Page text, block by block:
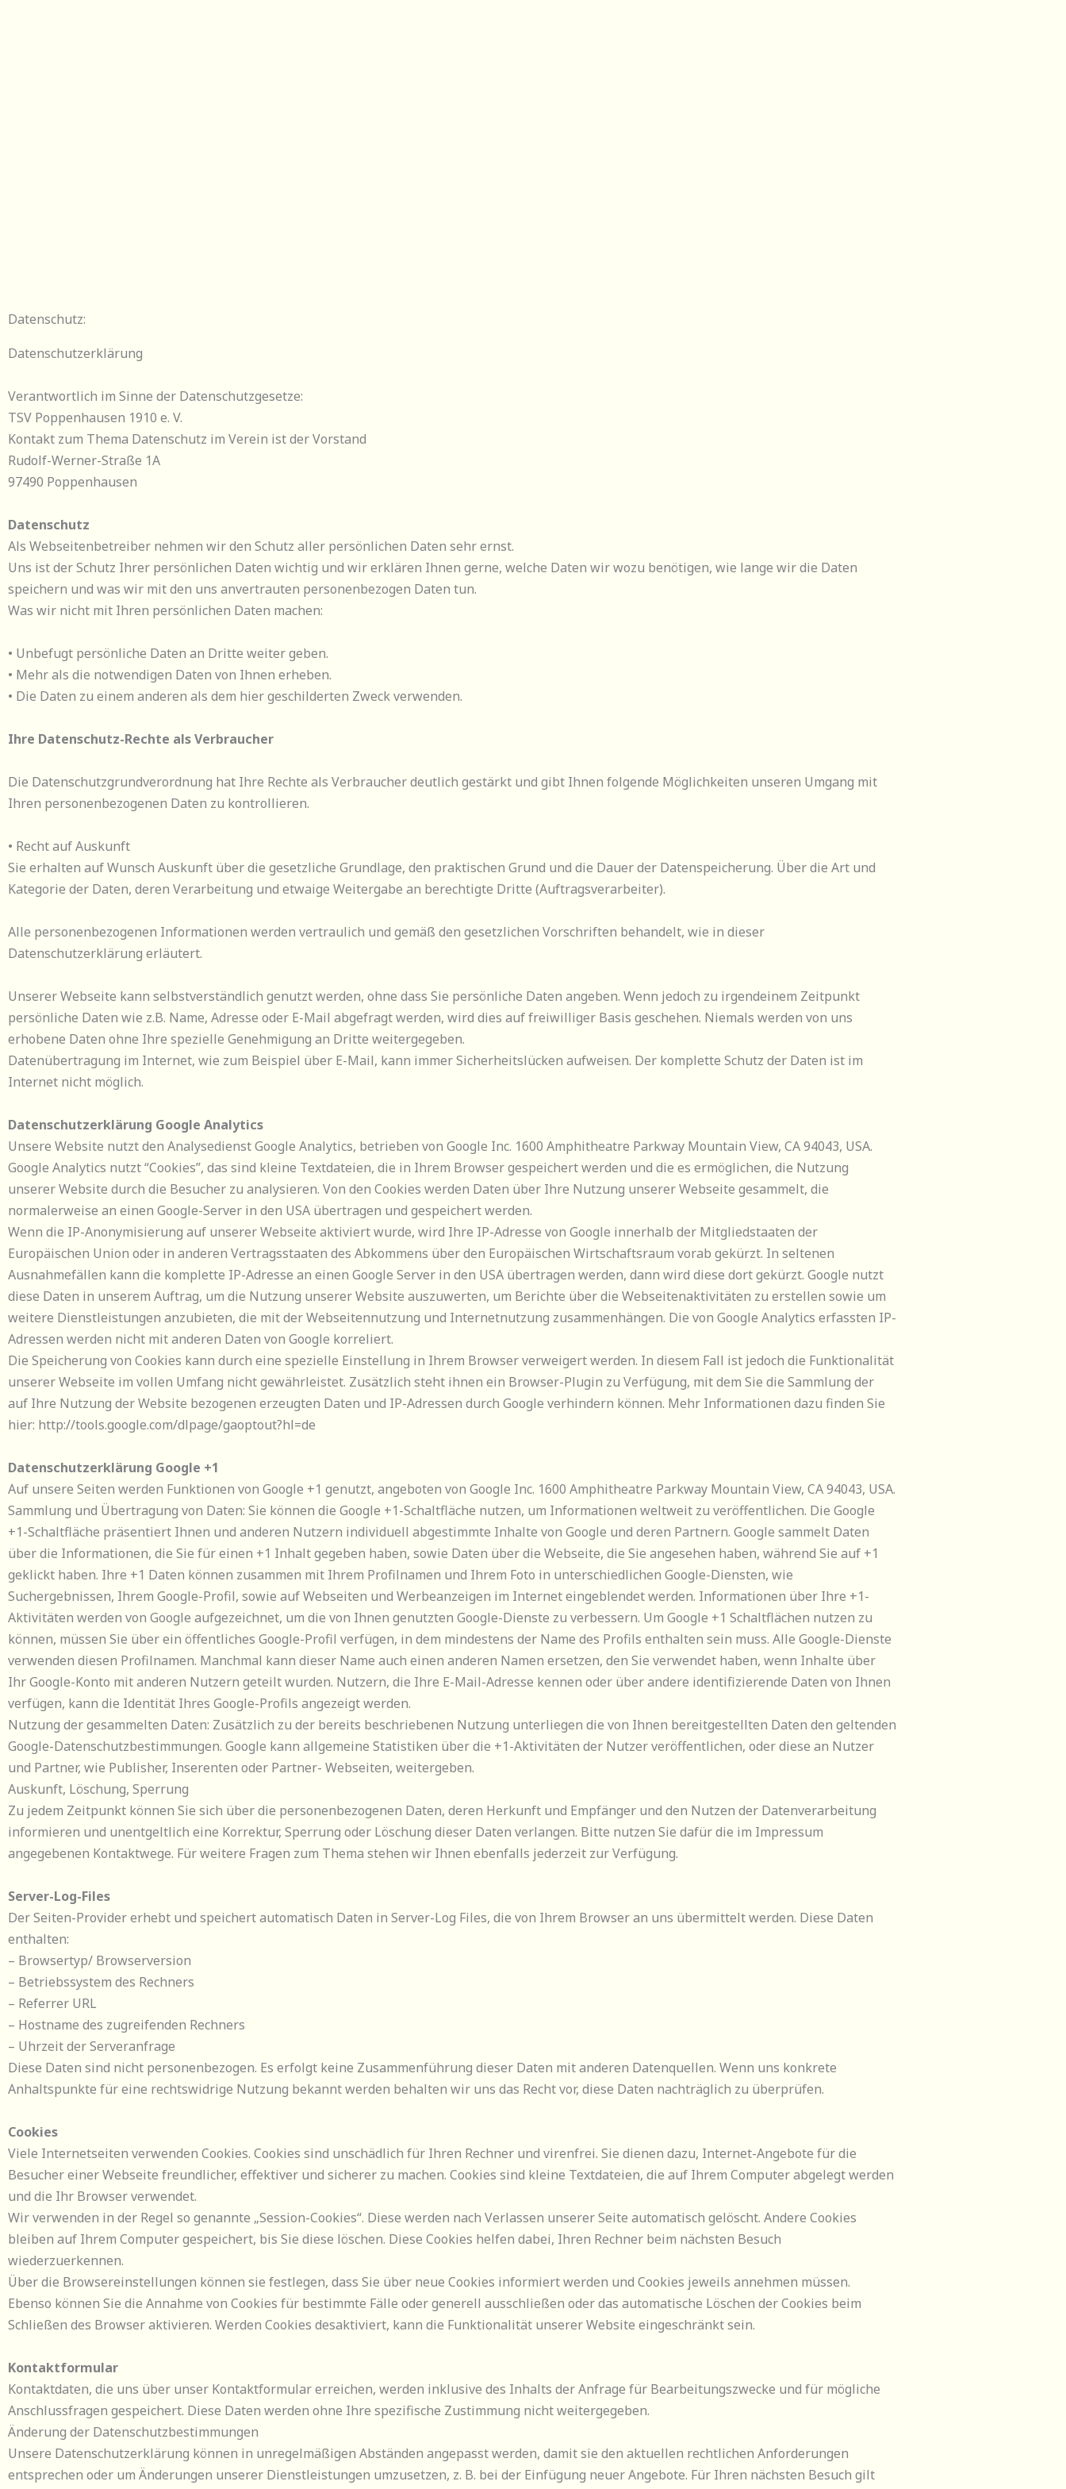
Datenschutz:
Datenschutzerklärung
Verantwortlich im Sinne der Datenschutzgesetze:
TSV Poppenhausen 1910 e. V.
Kontakt zum Thema Datenschutz im Verein ist der Vorstand
Rudolf-Werner-Straße 1A
97490 Poppenhausen
Datenschutz
Als Webseitenbetreiber nehmen wir den Schutz aller persönlichen Daten sehr ernst.
Uns ist der Schutz Ihrer persönlichen Daten wichtig und wir erklären Ihnen gerne, welche Daten wir wozu benötigen, wie lange wir die Daten
speichern und was wir mit den uns anvertrauten personenbezogen Daten tun.
Was wir nicht mit Ihren persönlichen Daten machen:
• Unbefugt persönliche Daten an Dritte weiter geben.
• Mehr als die notwendigen Daten von Ihnen erheben.
• Die Daten zu einem anderen als dem hier geschilderten Zweck verwenden.
Ihre Datenschutz-Rechte als Verbraucher
Die Datenschutzgrundverordnung hat Ihre Rechte als Verbraucher deutlich gestärkt und gibt Ihnen folgende Möglichkeiten unseren Umgang mit
Ihren personenbezogenen Daten zu kontrollieren.
• Recht auf Auskunft
Sie erhalten auf Wunsch Auskunft über die gesetzliche Grundlage, den praktischen Grund und die Dauer der Datenspeicherung. Über die Art und
Kategorie der Daten, deren Verarbeitung und etwaige Weitergabe an berechtigte Dritte (Auftragsverarbeiter).
Alle personenbezogenen Informationen werden vertraulich und gemäß den gesetzlichen Vorschriften behandelt, wie in dieser
Datenschutzerklärung erläutert.
Unserer Webseite kann selbstverständlich genutzt werden, ohne dass Sie persönliche Daten angeben. Wenn jedoch zu irgendeinem Zeitpunkt
persönliche Daten wie z.B. Name, Adresse oder E-Mail abgefragt werden, wird dies auf freiwilliger Basis geschehen. Niemals werden von uns
erhobene Daten ohne Ihre spezielle Genehmigung an Dritte weitergegeben.
Datenübertragung im Internet, wie zum Beispiel über E-Mail, kann immer Sicherheitslücken aufweisen. Der komplette Schutz der Daten ist im
Internet nicht möglich.
Datenschutzerklärung Google Analytics
Unsere Website nutzt den Analysedienst Google Analytics, betrieben von Google Inc. 1600 Amphitheatre Parkway Mountain View, CA 94043, USA.
Google Analytics nutzt “Cookies”, das sind kleine Textdateien, die in Ihrem Browser gespeichert werden und die es ermöglichen, die Nutzung
unserer Website durch die Besucher zu analysieren. Von den Cookies werden Daten über Ihre Nutzung unserer Webseite gesammelt, die
normalerweise an einen Google-Server in den USA übertragen und gespeichert werden.
Wenn die IP-Anonymisierung auf unserer Webseite aktiviert wurde, wird Ihre IP-Adresse von Google innerhalb der Mitgliedstaaten der
Europäischen Union oder in anderen Vertragsstaaten des Abkommens über den Europäischen Wirtschaftsraum vorab gekürzt. In seltenen
Ausnahmefällen kann die komplette IP-Adresse an einen Google Server in den USA übertragen werden, dann wird diese dort gekürzt. Google nutzt
diese Daten in unserem Auftrag, um die Nutzung unserer Website auszuwerten, um Berichte über die Webseitenaktivitäten zu erstellen sowie um
weitere Dienstleistungen anzubieten, die mit der Webseitennutzung und Internetnutzung zusammenhängen. Die von Google Analytics erfassten IP-
Adressen werden nicht mit anderen Daten von Google korreliert.
Die Speicherung von Cookies kann durch eine spezielle Einstellung in Ihrem Browser verweigert werden. In diesem Fall ist jedoch die Funktionalität
unserer Webseite im vollen Umfang nicht gewährleistet. Zusätzlich steht ihnen ein Browser-Plugin zu Verfügung, mit dem Sie die Sammlung der
auf Ihre Nutzung der Website bezogenen erzeugten Daten und IP-Adressen durch Google verhindern können. Mehr Informationen dazu finden Sie
hier: http://tools.google.com/dlpage/gaoptout?hl=de
Datenschutzerklärung Google +1
Auf unsere Seiten werden Funktionen von Google +1 genutzt, angeboten von Google Inc. 1600 Amphitheatre Parkway Mountain View, CA 94043, USA.
Sammlung und Übertragung von Daten: Sie können die Google +1-Schaltfläche nutzen, um Informationen weltweit zu veröffentlichen. Die Google
+1-Schaltfläche präsentiert Ihnen und anderen Nutzern individuell abgestimmte Inhalte von Google und deren Partnern. Google sammelt Daten
über die Informationen, die Sie für einen +1 Inhalt gegeben haben, sowie Daten über die Webseite, die Sie angesehen haben, während Sie auf +1
geklickt haben. Ihre +1 Daten können zusammen mit Ihrem Profilnamen und Ihrem Foto in unterschiedlichen Google-Diensten, wie
Suchergebnissen, Ihrem Google-Profil, sowie auf Webseiten und Werbeanzeigen im Internet eingeblendet werden. Informationen über Ihre +1-
Aktivitäten werden von Google aufgezeichnet, um die von Ihnen genutzten Google-Dienste zu verbessern. Um Google +1 Schaltflächen nutzen zu
können, müssen Sie über ein öffentliches Google-Profil verfügen, in dem mindestens der Name des Profils enthalten sein muss. Alle Google-Dienste
verwenden diesen Profilnamen. Manchmal kann dieser Name auch einen anderen Namen ersetzen, den Sie verwendet haben, wenn Inhalte über
Ihr Google-Konto mit anderen Nutzern geteilt wurden. Nutzern, die Ihre E-Mail-Adresse kennen oder über andere identifizierende Daten von Ihnen
verfügen, kann die Identität Ihres Google-Profils angezeigt werden.
Nutzung der gesammelten Daten: Zusätzlich zu der bereits beschriebenen Nutzung unterliegen die von Ihnen bereitgestellten Daten den geltenden
Google-Datenschutzbestimmungen. Google kann allgemeine Statistiken über die +1-Aktivitäten der Nutzer veröffentlichen, oder diese an Nutzer
und Partner, wie Publisher, Inserenten oder Partner- Webseiten, weitergeben.
Auskunft, Löschung, Sperrung
Zu jedem Zeitpunkt können Sie sich über die personenbezogenen Daten, deren Herkunft und Empfänger und den Nutzen der Datenverarbeitung
informieren und unentgeltlich eine Korrektur, Sperrung oder Löschung dieser Daten verlangen. Bitte nutzen Sie dafür die im Impressum
angegebenen Kontaktwege. Für weitere Fragen zum Thema stehen wir Ihnen ebenfalls jederzeit zur Verfügung.
Server-Log-Files
Der Seiten-Provider erhebt und speichert automatisch Daten in Server-Log Files, die von Ihrem Browser an uns übermittelt werden. Diese Daten
enthalten:
– Browsertyp/ Browserversion
– Betriebssystem des Rechners
– Referrer URL
– Hostname des zugreifenden Rechners
– Uhrzeit der Serveranfrage
Diese Daten sind nicht personenbezogen. Es erfolgt keine Zusammenführung dieser Daten mit anderen Datenquellen. Wenn uns konkrete
Anhaltspunkte für eine rechtswidrige Nutzung bekannt werden behalten wir uns das Recht vor, diese Daten nachträglich zu überprüfen.
Cookies
Viele Internetseiten verwenden Cookies. Cookies sind unschädlich für Ihren Rechner und virenfrei. Sie dienen dazu, Internet-Angebote für die
Besucher einer Webseite freundlicher, effektiver und sicherer zu machen. Cookies sind kleine Textdateien, die auf Ihrem Computer abgelegt werden
und die Ihr Browser verwendet.
Wir verwenden in der Regel so genannte „Session-Cookies“. Diese werden nach Verlassen unserer Seite automatisch gelöscht. Andere Cookies
bleiben auf Ihrem Computer gespeichert, bis Sie diese löschen. Diese Cookies helfen dabei, Ihren Rechner beim nächsten Besuch
wiederzuerkennen.
Über die Browsereinstellungen können sie festlegen, dass Sie über neue Cookies informiert werden und Cookies jeweils annehmen müssen.
Ebenso können Sie die Annahme von Cookies für bestimmte Fälle oder generell ausschließen oder das automatische Löschen der Cookies beim
Schließen des Browser aktivieren. Werden Cookies desaktiviert, kann die Funktionalität unserer Website eingeschränkt sein.
Kontaktformular
Kontaktdaten, die uns über unser Kontaktformular erreichen, werden inklusive des Inhalts der Anfrage für Bearbeitungszwecke und für mögliche
Anschlussfragen gespeichert. Diese Daten werden ohne Ihre spezifische Zustimmung nicht weitergegeben.
Änderung der Datenschutzbestimmungen
Unsere Datenschutzerklärung können in unregelmäßigen Abständen angepasst werden, damit sie den aktuellen rechtlichen Anforderungen
entsprechen oder um Änderungen unserer Dienstleistungen umzusetzen, z. B. bei der Einfügung neuer Angebote. Für Ihren nächsten Besuch gilt